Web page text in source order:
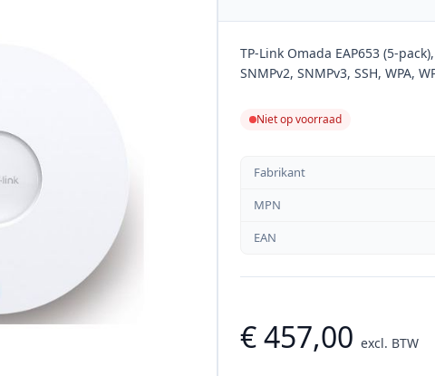
TP-Link Omada EAP653 (5-
SNMPv2, SNMPv3, SSH, WPA,
Niet op voorraad
Fabrikant
MPN
EAN
€ 457,00 excl. BTW